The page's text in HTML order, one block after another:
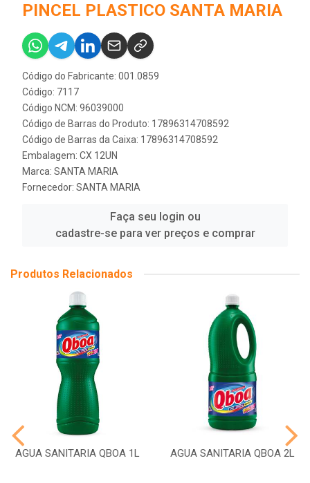
PINCEL PLASTICO SANTA MARIA
Código do Fabricante: 001.0859
Código: 7117
Código NCM: 96039000
Código de Barras do Produto: 17896314708592
Código de Barras da Caixa: 17896314708592
Embalagem: CX 12UN
Marca: SANTA MARIA
Fornecedor: SANTA MARIA
Faça seu login ou
cadastre-se para ver preços e comprar
Produtos Relacionados
AGUA SANITARIA QBOA 1L AGUA SANITARIA QBOA 2L